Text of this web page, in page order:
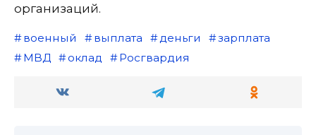
организаций.
военный выплата деньги
зарплата
МВД
оклад Росгвардия